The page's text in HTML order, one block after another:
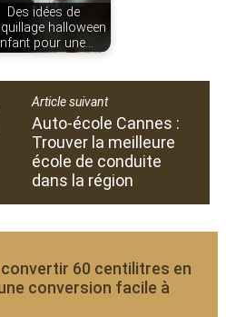
Des idées de
halloween
pour une…
Article suivant
Auto-école Cannes :
Trouver la meilleure
école de conduite
dans la région
60 centilitres en
conversion facile à